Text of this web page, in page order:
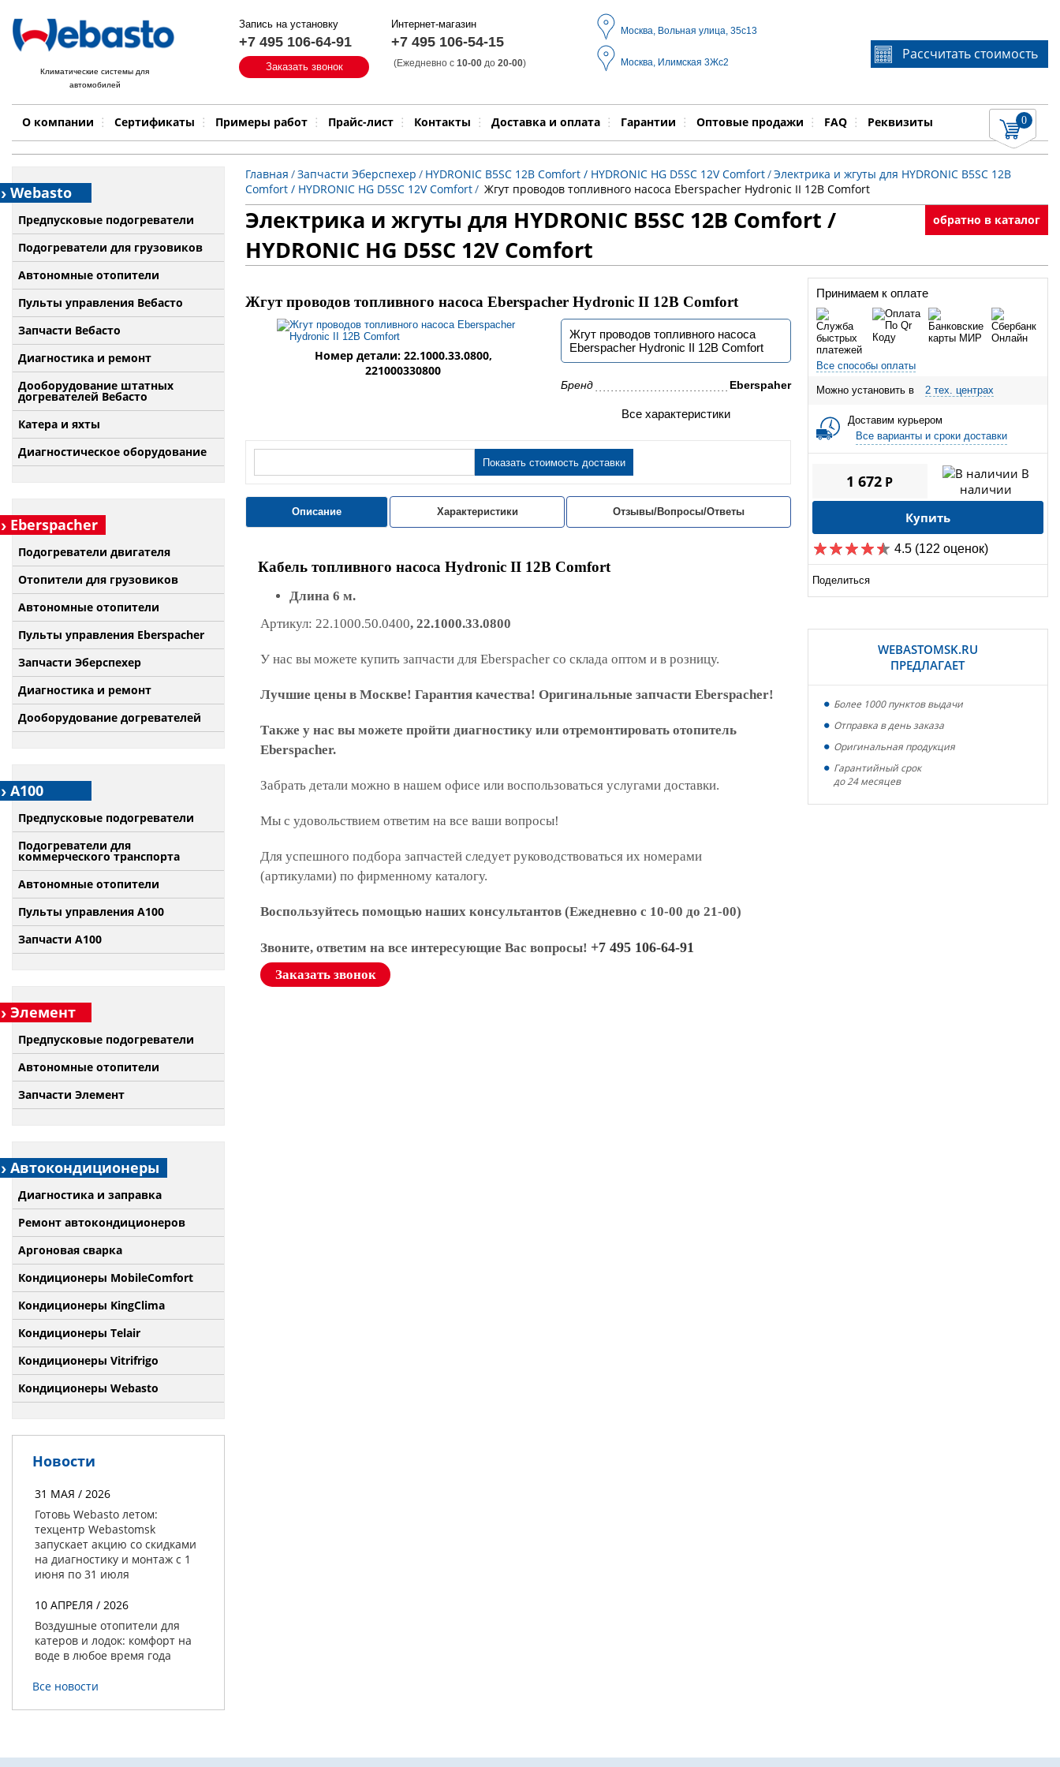
Климатические системы для
автомобилей
Запись на установку
+7 495 106-64-91
Заказать звонок
Интернет-магазин
+7 495 106-54-15
(Ежедневно с 10-00 до 20-00)
Москва, Вольная улица, 35с13
Москва, Илимская 3Жс2
Рассчитать стоимость
О компании Сертификаты Примеры работ Прайс-лист Контакты Доставка и оплата Гарантии Оптовые продажи FAQ Реквизиты 0
Быстрый поиск:
Если Вы не знаете идентификационный номер
запчасти, звоните по телефону+7 495 106-64-91, мы
Примеры работ Бренд Модель Выполняемые работы
Webasto
Предпусковые подогреватели
Подогреватели для грузовиков
Автономные отопители
Пульты управления Вебасто
Запчасти Вебасто
Диагностика и ремонт
Дооборудование штатных
догревателей Вебасто
Катера и яхты
Диагностическое оборудование
Eberspacher
Подогреватели двигателя
Отопители для грузовиков
Автономные отопители
Пульты управления Eberspacher
Запчасти Эберспехер
Диагностика и ремонт
Дооборудование догревателей
А100
Предпусковые подогреватели
Подогреватели для
коммерческого транспорта
Автономные отопители
Пульты управления A100
Запчасти А100
Элемент
Предпусковые подогреватели
Автономные отопители
Запчасти Элемент
Автокондиционеры
Диагностика и заправка
Ремонт автокондиционеров
Аргоновая сварка
Кондиционеры MobileComfort
Кондиционеры KingClima
Кондиционеры Telair
Кондиционеры Vitrifrigo
Кондиционеры Webasto
Новости
31 МАЯ / 2026
Готовь Webasto летом:
техцентр Webastomsk
запускает акцию со скидками
на диагностику и монтаж с 1
июня по 31 июля
10 АПРЕЛЯ / 2026
Воздушные отопители для
катеров и лодок: комфорт на
воде в любое время года
Все новости
Главная /Запчасти Эберспехер / HYDRONIC B5SC 12В Comfort / HYDRONIC HG D5SC 12V Comfort/Электрика и жгуты для HYDRONIC B5SC 12В
Comfort / HYDRONIC HG D5SC 12V Comfort/ Жгут проводов топливного насоса Eberspacher Hydronic II 12В Comfort
обратно в каталог
Электрика и жгуты для HYDRONIC B5SC 12В Comfort /
HYDRONIC HG D5SC 12V Comfort
Принимаем к оплате
Все способы оплаты
Можно установить в 2 тех. центрах
Доставим курьером
Все варианты и сроки доставки
1 672 P
В
наличии
Купить
4.5 (122 оценок)
Поделиться
WEBASTOMSK.RU
ПРЕДЛАГАЕТ
Более 1000 пунктов выдачи
Отправка в день заказа
Оригинальная продукция
Гарантийный срок
до 24 месяцев
Жгут проводов топливного насоса Eberspacher Hydronic II 12В Comfort
Номер детали: 22.1000.33.0800,
221000330800
Жгут проводов топливного насоса
Eberspacher Hydronic II 12В Comfort
Бренд Eberspaher
Все характеристики
Показать стоимость доставки
Описание Характеристики Отзывы/Вопросы/Ответы
Кабель топливного насоса Hydronic II 12В Comfort
Длина 6 м.
Артикул: 22.1000.50.0400, 22.1000.33.0800
У нас вы можете купить запчасти для Eberspacher со склада оптом и в розницу.
Лучшие цены в Москве! Гарантия качества! Оригинальные запчасти Eberspacher!
Также у нас вы можете пройти диагностику или отремонтировать отопитель
Eberspacher.
Забрать детали можно в нашем офисе или воспользоваться услугами доставки.
Мы с удовольствием ответим на все ваши вопросы!
Для успешного подбора запчастей следует руководствоваться их номерами
(артикулами) по фирменному каталогу.
Воспользуйтесь помощью наших консультантов (Ежедневно с 10-00 до 21-00)
Звоните, ответим на все интересующие Вас вопросы! +7 495 106-64-91
Заказать звонок